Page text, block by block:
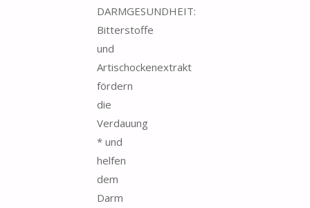
DARMGESUNDHEIT:
Bitterstoffe
und
Artischockenextrakt
fördern
die
Verdauung
* und
helfen
dem
Darm